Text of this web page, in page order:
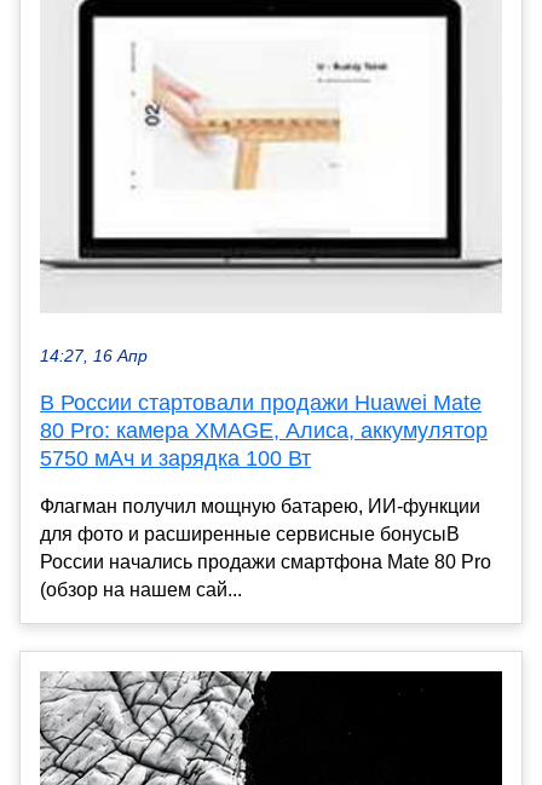
14:27, 16 Апр
В России стартовали продажи Huawei Mate
80 Pro: камера XMAGE, Алиса, аккумулятор
5750 мАч и зарядка 100 Вт
Флагман получил мощную батарею, ИИ-функции
для фото и расширенные сервисные бонусыВ
России начались продажи смартфона Mate 80 Pro
(обзор на нашем сай...